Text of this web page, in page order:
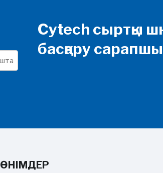
Cytech сыртқы
басқару
ӨНІМДЕР